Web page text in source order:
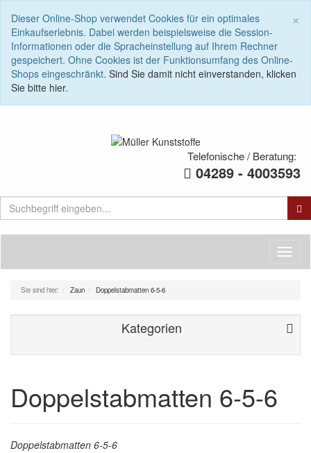
×
Dieser Online-Shop verwendet Cookies für ein optimales
Einkaufserlebnis. Dabei werden beispielsweise die Session-
Informationen oder die Spracheinstellung auf Ihrem Rechner
gespeichert. Ohne Cookies ist der Funktionsumfang des Online-
Shops eingeschränkt. Sind Sie damit nicht einverstanden, klicken
Sie bitte hier.
Telefonische / Beratung:
04289 - 4003593
Sie sind hier: Zaun Doppelstabmatten 6-5-6
Kategorien
Doppelstabmatten 6-5-6
Doppelstabmatten 6-5-6